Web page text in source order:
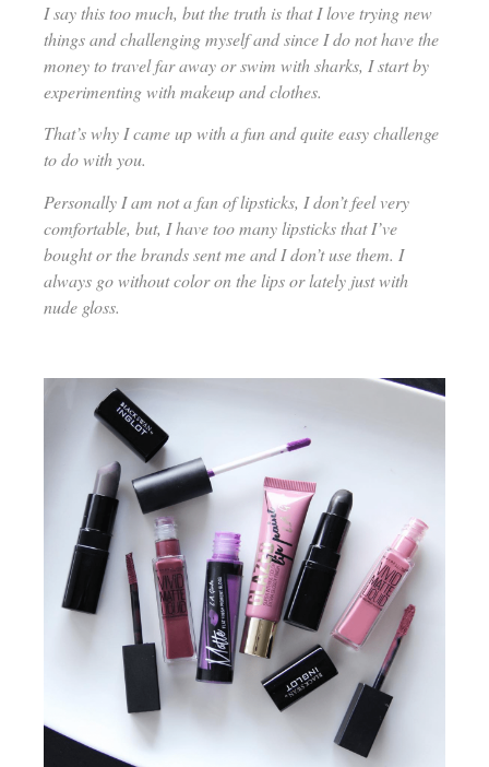
I say this too much, but the truth is that I love trying new
things and challenging myself and since I do not have the
money to travel far away or swim with sharks, I start by
experimenting with makeup and clothes.
That’s why I came up with a fun and quite easy challenge
to do with you.
Personally I am not a fan of lipsticks, I don’t feel very
comfortable, but, I have too many lipsticks that I’ve
bought or the brands sent me and I don’t use them. I
always go without color on the lips or lately just with
nude gloss.